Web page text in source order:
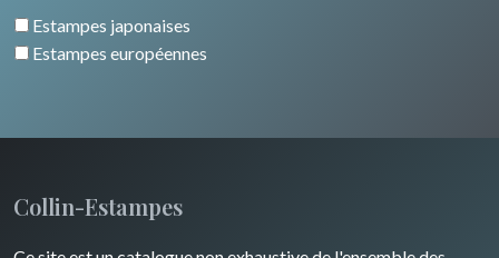
Estampes japonaises
Estampes européennes
Collin-Estampes